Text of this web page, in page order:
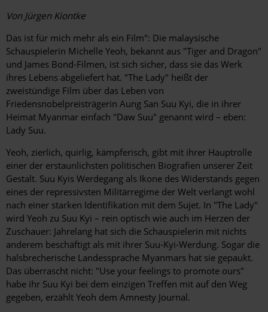
Von Jürgen Kiontke
Das ist für mich mehr als ein Film": Die malaysische
Schauspielerin Michelle Yeoh, bekannt aus "Tiger and Dragon"
und James Bond-Filmen, ist sich sicher, dass sie das Werk
ihres Lebens abgeliefert hat. "The Lady" heißt der
zweistündige Film über das Leben von
Friedensnobelpreisträgerin Aung San Suu Kyi, die in ihrer
Heimat Myanmar einfach "Daw Suu" genannt wird – eben:
Lady Suu.
Yeoh, zierlich, quirlig, kämpferisch, gibt mit ihrer Hauptrolle
einer der erstaunlichsten politischen Biografien unserer Zeit
Gestalt. Suu Kyis Werdegang als Ikone des Widerstands gegen
eines der repressivsten Militärregime der Welt verlangt wohl
nach einer starken Identifikation mit dem Sujet. In "The Lady"
wird Yeoh zu Suu Kyi – rein optisch wie auch im Herzen der
Zuschauer: Jahrelang hat sich die Schauspielerin mit nichts
anderem beschäftigt als mit ihrer Suu-Kyi-Werdung. Sogar die
halsbrecherische Landessprache Myanmars hat sie gepaukt.
Das überrascht nicht: "Use your feelings to promote ours"
habe ihr Suu Kyi bei dem einzigen Treffen mit auf den Weg
gegeben, erzählt Yeoh dem Amnesty Journal.